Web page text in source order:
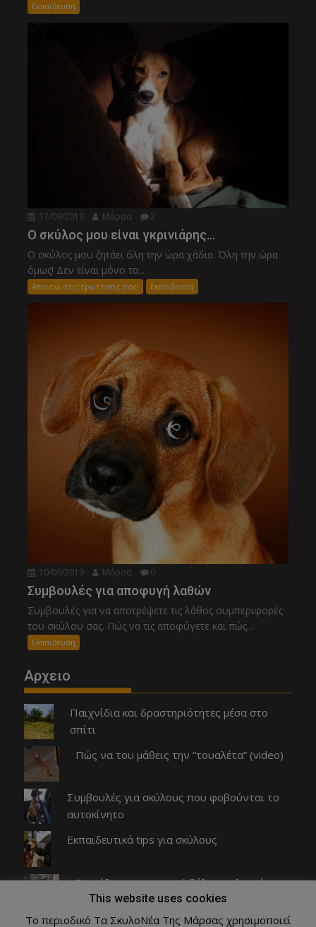
Εκπαιδευση
17/09/2019 Μάρσα 2
Ο σκύλος μου είναι γκρινιάρης…
Ο σκύλος μου ζητάει όλη την ώρα χάδια. Όλη την ώρα
όμως! Δεν είναι μόνο τα...
Απαντώ στις ερωτήσεις σας! Εκπαιδευση
10/09/2019 Μάρσα 0
Συμβουλές για αποφυγή λαθών
Συμβουλές για να αποτρέψετε τις λάθος συμπεριφορές
του σκύλου σας. Πώς να τις αποφύγετε και πώς...
Εκπαιδευση
Αρχειο
Παιχνίδια και δραστηριότητες μέσα στο
σπίτι
Πώς να του μάθεις την “τουαλέτα” (video)
Συμβουλές για σκύλους που φοβούνται το
αυτοκίνητο
Εκπαιδευτικά tips για σκύλους
Εκπαίδευση για σωστή βόλτα με λουρί
This website uses cookies
Το περιοδικό Τα ΣκυλοΝέα Της Μάρσας χρησιμοποιεί